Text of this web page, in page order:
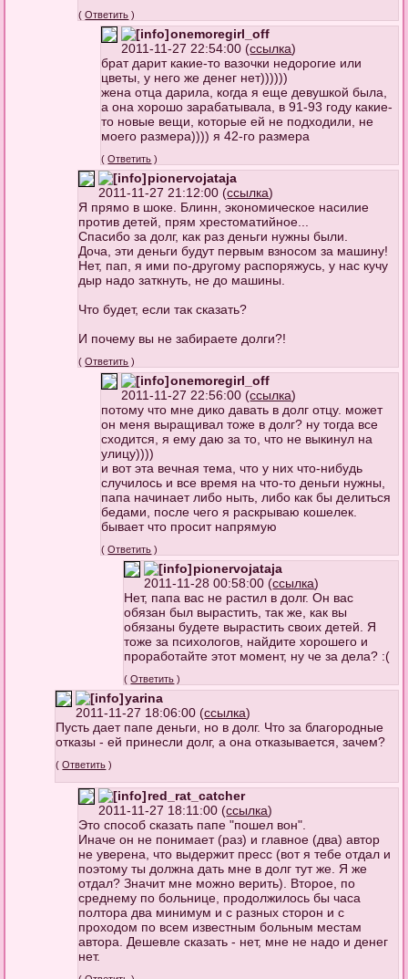
(Ответить )
onemoregirl_off
2011-11-27 22:54:00 (ссылка)
брат дарит какие-то вазочки недорогие или
цветы, у него же денег нет))))))
жена отца дарила, когда я еще девушкой была,
а она хорошо зарабатывала, в 91-93 году какие-
то новые вещи, которые ей не подходили, не
моего размера)))) я 42-го размера
(Ответить )
pionervojataja
2011-11-27 21:12:00 (ссылка)
Я прямо в шоке. Блинн, экономическое насилие
против детей, прям хрестоматийное...
Спасибо за долг, как раз деньги нужны были.
Доча, эти деньги будут первым взносом за машину!
Нет, пап, я ими по-другому распоряжусь, у нас кучу
дыр надо заткнуть, не до машины.
Что будет, если так сказать?
И почему вы не забираете долги?!
(Ответить )
onemoregirl_off
2011-11-27 22:56:00 (ссылка)
потому что мне дико давать в долг отцу. может
он меня выращивал тоже в долг? ну тогда все
сходится, я ему даю за то, что не выкинул на
улицу))))
и вот эта вечная тема, что у них что-нибудь
случилось и все время на что-то деньги нужны,
папа начинает либо ныть, либо как бы делиться
бедами, после чего я раскрываю кошелек.
бывает что просит напрямую
(Ответить )
pionervojataja
2011-11-28 00:58:00 (ссылка)
Нет, папа вас не растил в долг. Он вас
обязан был вырастить, так же, как вы
обязаны будете вырастить своих детей. Я
тоже за психологов, найдите хорошего и
проработайте этот момент, ну че за дела? :(
(Ответить )
yarina
2011-11-27 18:06:00 (ссылка)
Пусть дает папе деньги, но в долг. Что за благородные
отказы - ей принесли долг, а она отказывается, зачем?
(Ответить )
red_rat_catcher
2011-11-27 18:11:00 (ссылка)
Это способ сказать папе "пошел вон".
Иначе он не понимает (раз) и главное (два) автор
не уверена, что выдержит пресс (вот я тебе отдал и
поэтому ты должна дать мне в долг тут же. Я же
отдал? Значит мне можно верить). Второе, по
среднему по больнице, продолжилось бы часа
полтора два минимум и с разных сторон и с
проходом по всем известным больным местам
автора. Дешевле сказать - нет, мне не надо и денег
нет.